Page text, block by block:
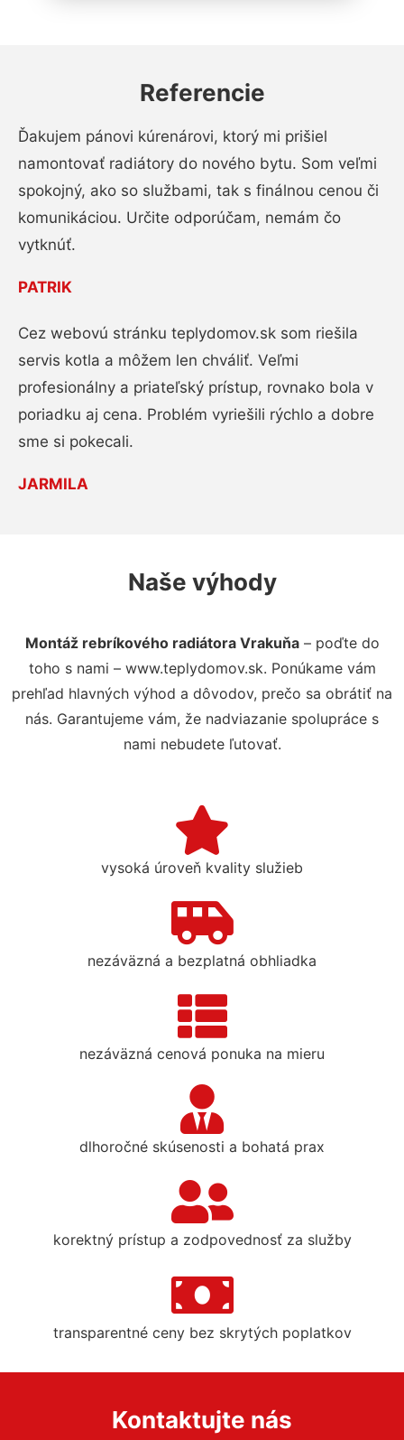
Referencie
Ďakujem pánovi kúrenárovi, ktorý mi prišiel
namontovať radiátory do nového bytu. Som veľmi
spokojný, ako so službami, tak s finálnou cenou či
komunikáciou. Určite odporúčam, nemám čo
vytknúť.
PATRIK
Cez webovú stránku teplydomov.sk som riešila
servis kotla a môžem len chváliť. Veľmi
profesionálny a priateľský prístup, rovnako bola v
poriadku aj cena. Problém vyriešili rýchlo a dobre
sme si pokecali.
JARMILA
Naše výhody
Montáž rebríkového radiátora Vrakuňa– poďte do
toho s nami – www.teplydomov.sk. Ponúkame vám
prehľad hlavných výhod a dôvodov, prečo sa obrátiť na
nás. Garantujeme vám, že nadviazanie spolupráce s
nami nebudete ľutovať.
vysoká úroveň kvality služieb
nezáväzná a bezplatná obhliadka
nezáväzná cenová ponuka na mieru
dlhoročné skúsenosti a bohatá prax
korektný prístup a zodpovednosť za služby
transparentné ceny bez skrytých poplatkov
Kontaktujte nás